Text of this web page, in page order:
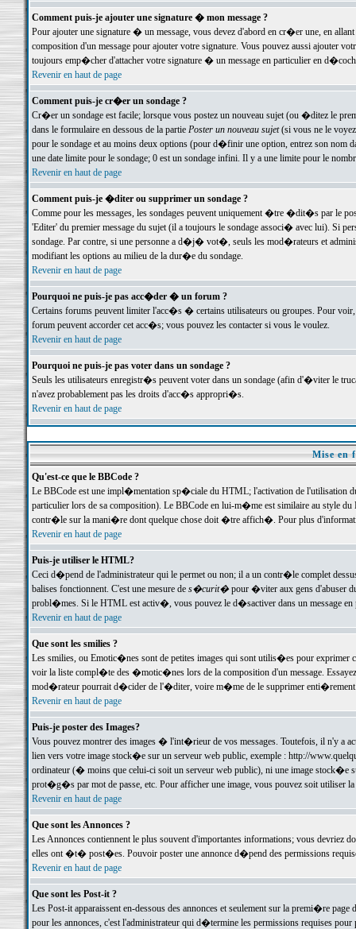
Comment puis-je ajouter une signature � mon message ?
Pour ajouter une signature � un message, vous devez d'abord en cr�er une, en
composition d'un message pour ajouter votre signature. Vous pouvez aussi ajouter
toujours emp�cher d'attacher votre signature � un message en particulier en
Revenir en haut de page
Comment puis-je cr�er un sondage ?
Cr�er un sondage est facile; lorsque vous postez un nouveau sujet (ou �ditez le
dans le formulaire en dessous de la partie Poster un nouveau sujet(si vous ne le voyez
pour le sondage et au moins deux options (pour d�finir une option, entrez son nom
une date limite pour le sondage; 0 est un sondage infini. Il y a une limite pour le
Revenir en haut de page
Comment puis-je �diter ou supprimer un sondage ?
Comme pour les messages, les sondages peuvent uniquement �tre �dit�s par le
'Editer' du premier message du sujet (il a toujours le sondage associ� avec lui). Si
sondage. Par contre, si une personne a d�j� vot�, seuls les mod�rateurs et
modifiant les options au milieu de la dur�e du sondage.
Revenir en haut de page
Pourquoi ne puis-je pas acc�der � un forum ?
Certains forums peuvent limiter l'acc�s � certains utilisateurs ou groupes. Pour
forum peuvent accorder cet acc�s; vous pouvez les contacter si vous le voulez.
Revenir en haut de page
Pourquoi ne puis-je pas voter dans un sondage ?
Seuls les utilisateurs enregistr�s peuvent voter dans un sondage (afin d'�viter le
n'avez probablement pas les droits d'acc�s appropri�s.
Revenir en haut de page
Mise en
Qu'est-ce que le BBCode ?
Le BBCode est une impl�mentation sp�ciale du HTML; l'activation de l'utilisation
particulier lors de sa composition). Le BBCode en lui-m�me est similaire au style
contr�le sur la mani�re dont quelque chose doit �tre affich�. Pour plus
Revenir en haut de page
Puis-je utiliser le HTML?
Ceci d�pend de l'administrateur qui le permet ou non; il a un contr�le complet
balises fonctionnent. C'est une mesure de s�curit�pour �viter aux gens d'abuser
probl�mes. Si le HTML est activ�, vous pouvez le d�sactiver dans un message en
Revenir en haut de page
Que sont les smilies ?
Les smilies, ou Emotic�nes sont de petites images qui sont utilis�es pour exprimer
voir la liste compl�te des �motic�nes lors de la composition d'un message.
mod�rateur pourrait d�cider de l'�diter, voire m�me de le supprimer
Revenir en haut de page
Puis-je poster des Images?
Vous pouvez montrer des images � l'int�rieur de vos messages. Toutefois, il n'y a
lien vers votre image stock�e sur un serveur web public, exemple : http://
ordinateur (� moins que celui-ci soit un serveur web public), ni une image stock�e
prot�g�s par mot de passe, etc. Pour afficher une image, vous pouvez soit
Revenir en haut de page
Que sont les Annonces ?
Les Annonces contiennent le plus souvent d'importantes informations; vous devriez
elles ont �t� post�es. Pouvoir poster une annonce d�pend des permissions
Revenir en haut de page
Que sont les Post-it ?
Les Post-it apparaissent en-dessous des annonces et seulement sur la premi�re
pour les annonces, c'est l'administrateur qui d�termine les permissions requises pour